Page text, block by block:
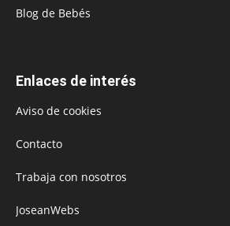
Blog de Bebés
Enlaces de interés
Aviso de cookies
Contacto
Trabaja con nosotros
JoseanWebs